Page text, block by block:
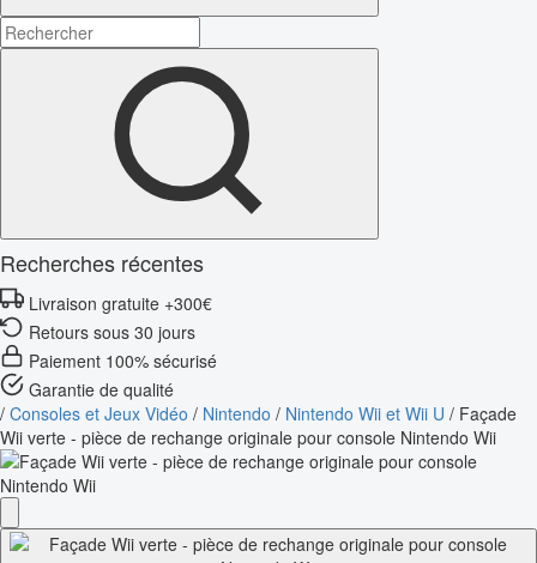
Recherches récentes
Livraison gratuite +300€
Retours sous 30 jours
Paiement 100% sécurisé
Garantie de qualité
/ Consoles et Jeux Vidéo / Nintendo / Nintendo Wii et Wii U / Façade
Wii verte - pièce de rechange originale pour console Nintendo Wii